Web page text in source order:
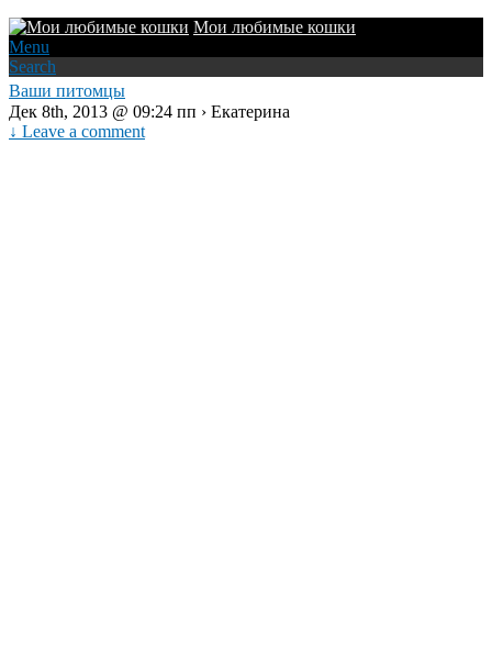
Мои любимые кошки
Menu
Search
Ваши питомцы
Дек 8th, 2013 @ 09:24 пп › Екатерина
↓ Leave a comment